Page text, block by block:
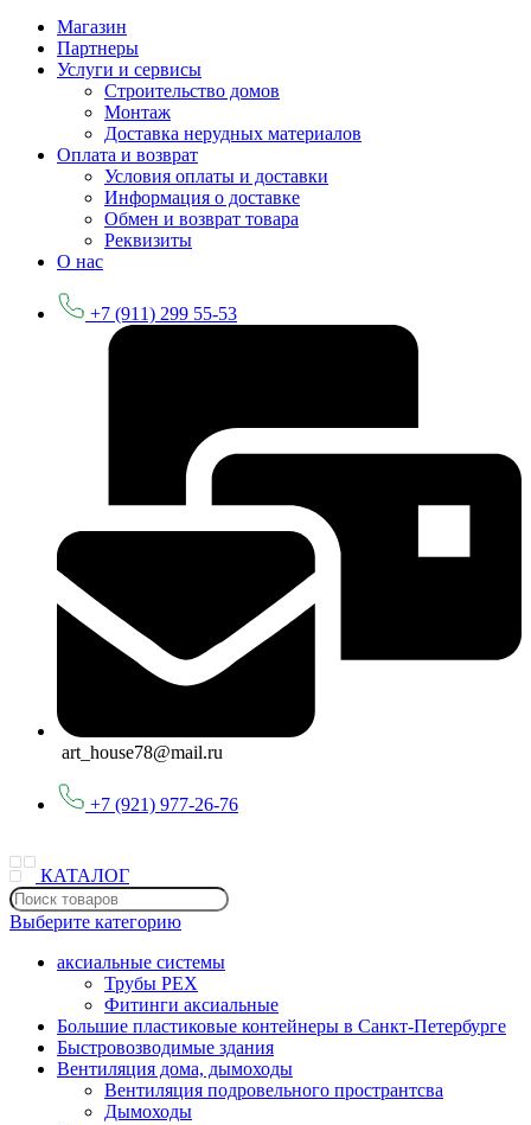
Магазин
Партнеры
Услуги и сервисы
Строительство домов
Монтаж
Доставка нерудных материалов
Оплата и возврат
Условия оплаты и доставки
Информация о доставке
Обмен и возврат товара
Реквизиты
О нас
+7 (911) 299 55-53
art_house78@mail.ru
+7 (921) 977-26-76
КАТАЛОГ
Выберите категорию
аксиальные системы
Трубы PEX
Фитинги аксиальные
Большие пластиковые контейнеры в Санкт-Петербурге
Быстровозводимые здания
Вентиляция дома, дымоходы
Вентиляция подровельного пространтсва
Дымоходы